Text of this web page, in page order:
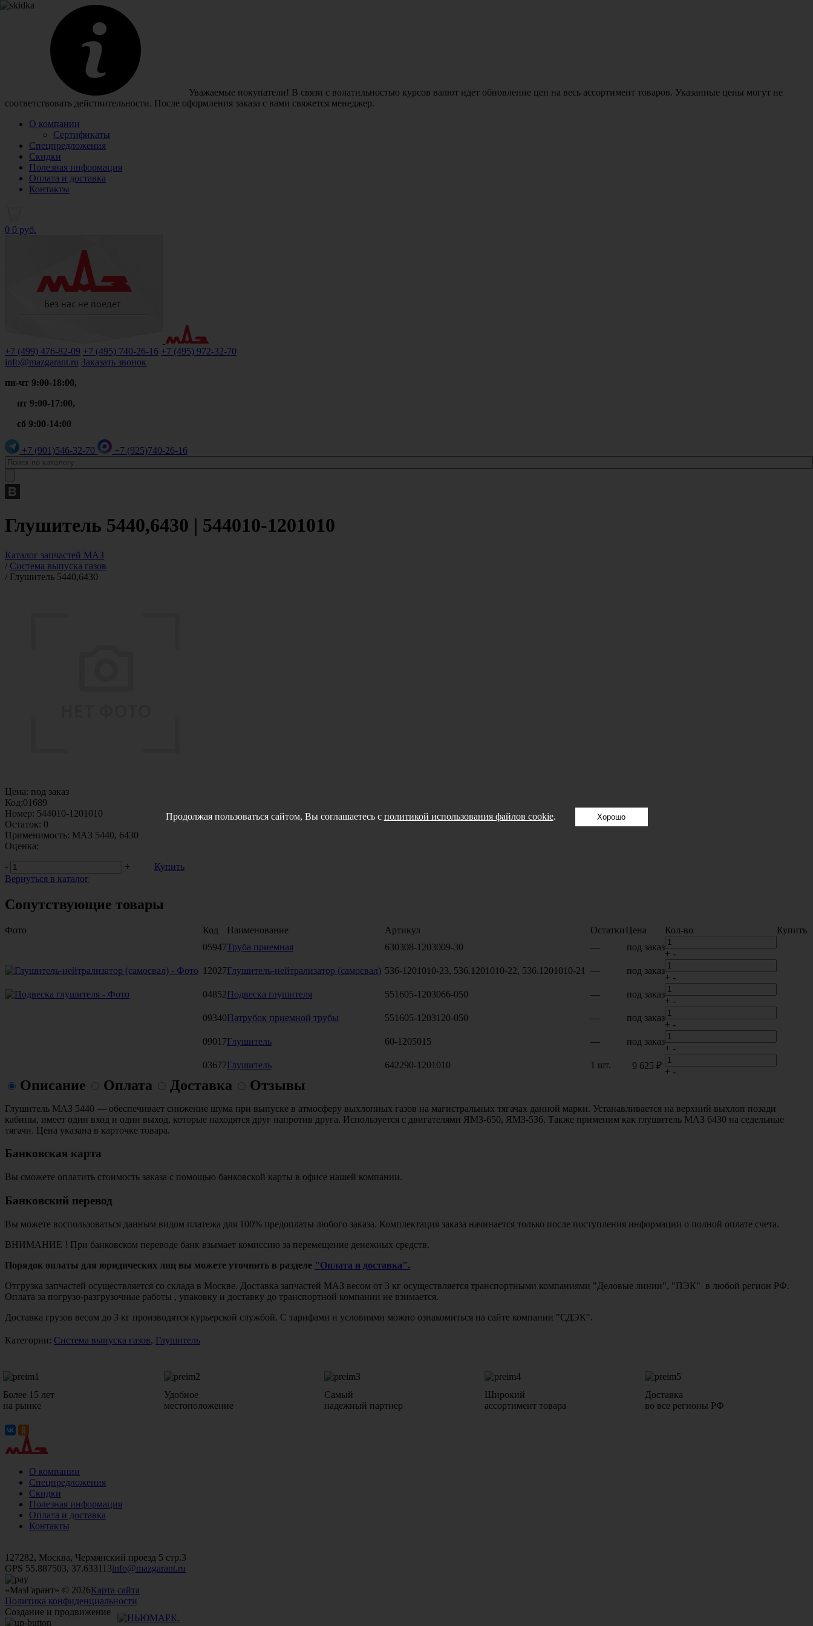
Уважаемые покупатели! В связи с волатильностью курсов валют идет обновление цен на весь ассортимент товаров. Указанные цены могут не
соответствовать действительности. После оформления заказа с вами свяжется менеджер.
О компании
Сертификаты
Спецпредложения
Скидки
Полезная информация
Оплата и доставка
Контакты
0 0 руб.
+7 (499) 476-82-09 +7 (495) 740-26-16 +7 (495) 972-32-70
info@mazgarant.ru Заказать звонок
пн-чт 9:00-18:00,
пт 9:00-17:00,
сб 9:00-14:00
+7 (901)546-32-70 +7 (925)740-26-16
Глушитель 5440,6430 | 544010-1201010
Каталог запчастей МАЗ
/ Система выпуска газов
/ Глушитель 5440,6430
Цена: под заказ
Код:01689
Номер: 544010-1201010
Остаток: 0
Применимость: МАЗ 5440, 6430
Оценка:
-
+
Купить
Вернуться в каталог
Сопутствующие товары
Фото Код Наименование Артикул ОстаткиЦена Кол-во
Купить
05947Труба приемная 630308-1203009-30 — под заказ
+ -
12027Глушитель-нейтрализатор (самосвал) 536-1201010-23, 536.1201010-22, 536.1201010-21 — под заказ
+ -
04852Подвеска глушителя 551605-1203066-050 — под заказ
+ -
09340Патрубок приемной трубы 551605-1203120-050 — под заказ
+ -
09017Глушитель 60-1205015 — под заказ
+ -
03677Глушитель 642290-1201010 1 шт. 9 625 ₽
+ -
Описание Оплата Доставка Отзывы
Глушитель МАЗ 5440 — обеспечивает снижение шума при выпуске в атмосферу выхлопных газов на магистральных тягачах данной марки. Устанавливается на верхний выхлоп позади
кабины, имеет один вход и один выход, которые находятся друг напротив друга. Используется с двигателями ЯМЗ-650, ЯМЗ-536. Также применим как глушитель МАЗ 6430 на седельные
тягачи. Цена указана в карточке товара.
Банковская карта
Вы сможете оплатить стоимость заказа с помощью банковской карты в офисе нашей компании.
Банковский перевод
Вы можете воспользоваться данным видом платежа для 100% предоплаты любого заказа. Комплектация заказа начинается только после поступления информации о полной оплате счета.
ВНИМАНИЕ ! При банковском переводе банк взымает комиссию за перемещение денежных средств.
Порядок оплаты для юридических лиц вы можете уточнить в разделе "Оплата и доставка".
Отгрузка запчастей осуществляется со склада в Москве. Доставка запчастей МАЗ весом от 3 кг осуществляется транспортными компаниями "Деловые линии", "ПЭК" в любой регион РФ.
Оплата за погрузо-разгрузочные работы , упаковку и доставку до транспортной компании не взимается.
Доставка грузов весом до 3 кг производятся курьерской службой. С тарифами и условиями можно ознакомиться на сайте компании "СДЭК".
Категории: Система выпуска газов, Глушитель
Более 15 лет
на рынке
Удобное
местоположение
Самый
надежный партнер
Широкий
ассортимент товара
Доставка
во все регионы РФ
О компании
Спецпредложения
Скидки
Полезная информация
Оплата и доставка
Контакты
127282, Москва, Чермянский проезд 5 стр.3
GPS 55.887503, 37.633113info@mazgarant.ru
«МазГарант» © 2026Карта сайта
Политика конфиденциальности
Создание и продвижение
Продолжая пользоваться сайтом, Вы соглашаетесь с политикой использования файлов cookie. Хорошо